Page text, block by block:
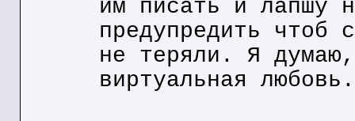
им писать и лапшу
предупредить чтоб
не теряли. Я
виртуальная любовь.